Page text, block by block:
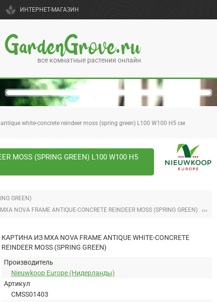
spa ИНТЕРНЕТ-МАГАЗИН
GardenGrove.ru
все комнатные растения онлайн
white-concrete reindeer moss (spring green) L100 W100 H5 см
MOSS (SPRING GREEN) L100 W100 H5
GREEN)
NOVA FRAME ANTIQUE-CONCRETE REINDEER MOSS (SPRING GREEN)
›››
КАРТИНА ИЗ МХА NOVA FRAME ANTIQUE WHITE-CONCRETE
REINDEER MOSS (SPRING GREEN)
Производитель
Nieuwkoop Europe (Нидерланды)
Артикул
CMSS01403